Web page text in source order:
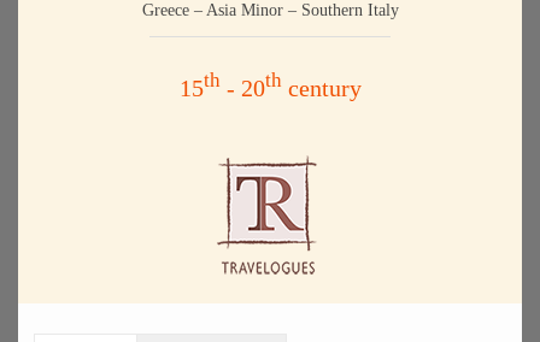
Greece – Asia Minor – Southern Italy
15th- 20thcentury